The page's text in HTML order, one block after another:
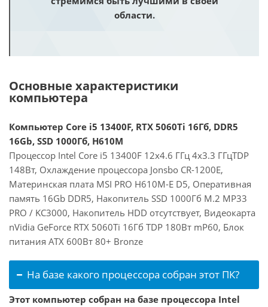
области.
Основные характеристики
компьютера
Компьютер Core i5 13400F, RTX 5060Ti 16Гб, DDR5
16Gb, SSD 1000Гб, H610M
Процессор Intel Core i5 13400F 12x4.6 ГГц 4x3.3 ГГцTDP
148Вт, Охлаждение процессора Jonsbo CR-1200E,
Материнская плата MSI PRO H610M-E D5, Оперативная
память 16Gb DDR5, Накопитель SSD 1000Гб M.2 MP33
PRO / KC3000, Накопитель HDD отсутствует, Видеокарта
nVidia GeForce RTX 5060Ti 16Гб TDP 180Вт mP60, Блок
питания ATX 600Вт 80+ Bronze
На базе какого процессора собран этот ПК?
Этот компьютер собран на базе процессора Intel